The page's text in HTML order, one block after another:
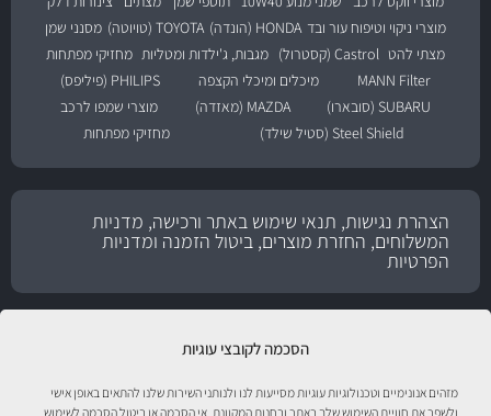
הסכמה לקובצי עוגיות
מזהים אנונימיים וטכנולוגיות עוגיות מסייעות לנו ולנותני השירות שלנו להתאים באופן אישי
ולשפר את חוויית השימוש שלך באתר ובחנות המקוונת. אי הסכמה או ביטול הסכמה לשימוש
מוצרי ניקוי וטיפוח עור ובד HONDA (הונדה) TOYOTA (טויוטה)
מסנני שמן
מצתי להט Castrol (קסטרול) מגבות, ג'ילדות ומטליות מחזיקי מפתחות
MANN Filter
מיכלים ומיכלי הקצפה
PHILIPS (פיליפס)
SUBARU (סובארו)
MAZDA (מאזדה)
מוצרי שמפו לרכב
Steel Shield (סטיל שילד)
מחזיקי מפתחות
הצהרת נגישות, תנאי שימוש באתר ורכישה, מדניות
המשלוחים, החזרת מוצרים, ביטול הזמנה ומדניות
הפרטיות